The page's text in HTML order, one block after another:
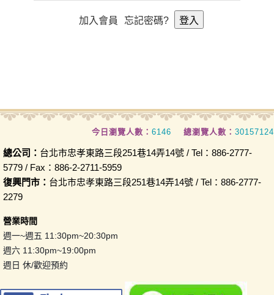
加入會員 忘記密碼?
今日瀏覽人數： 6146 總瀏覽人數： 30157124
總公司： 台北市忠孝東路三段251巷14弄14號 / Tel：886-2777-
5779 / Fax：886-2-2711-5959
復興門市： 台北市忠孝東路三段251巷14弄14號 / Tel：886-2777-
2279
營業時間
週一~週五 11:30pm~20:30pm
週六 11:30pm~19:00pm
週日 休/歡迎預約